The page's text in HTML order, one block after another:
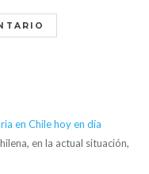
en Chile hoy en día
en la actual situación,